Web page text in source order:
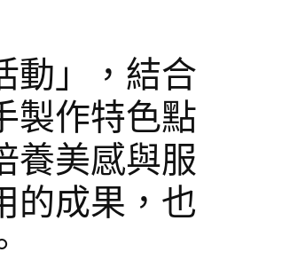
動」，結合
製作特色點
養美感與服
的成果，也